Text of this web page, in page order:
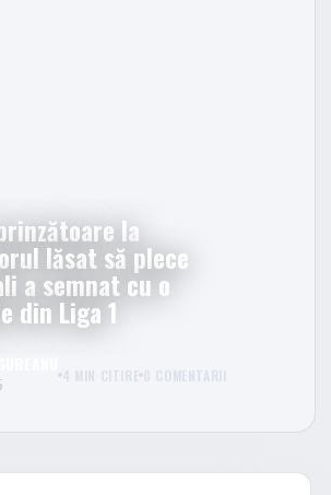
la
lăsat să plece
a semnat cu o
din Liga 1
4 MIN CITIRE 0 COMENTARII